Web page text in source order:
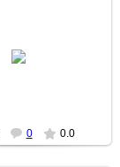
0 0.0